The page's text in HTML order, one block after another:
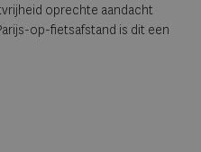
oprechte aandacht
op-fietsafstand is dit een